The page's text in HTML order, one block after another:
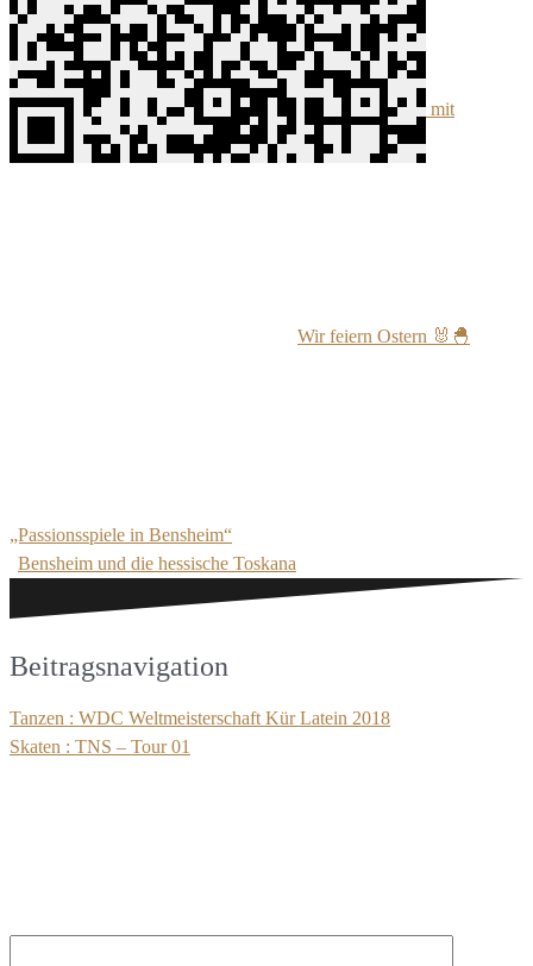
Tagessegen 🙏☀️ mit
Kapuzinermönch Paulus Terwitte
Wir feiern Ostern 🐰🐣
„Passionsspiele in Bensheim“
Bensheim und die hessische Toskana
Beitragsnavigation
Tanzen : WDC Weltmeisterschaft Kür Latein 2018
Skaten : TNS – Tour 01